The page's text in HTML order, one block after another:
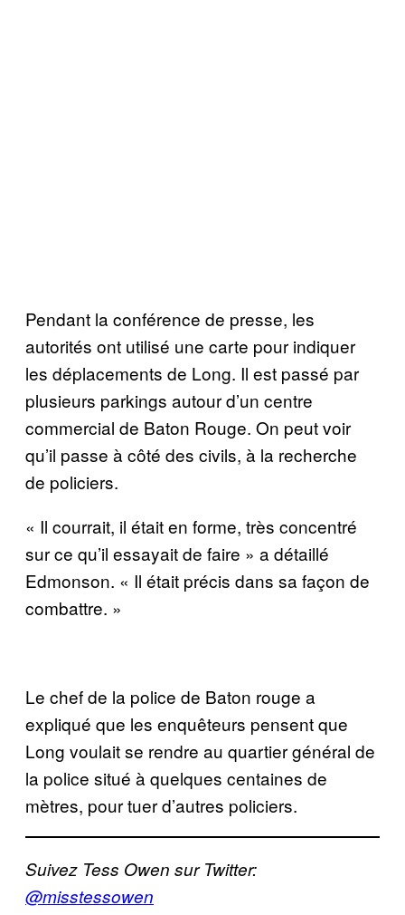
Pendant la conférence de presse, les
autorités ont utilisé une carte pour indiquer
les déplacements de Long. Il est passé par
plusieurs parkings autour d’un centre
commercial de Baton Rouge. On peut voir
qu’il passe à côté des civils, à la recherche
de policiers.
« Il courrait, il était en forme, très concentré
sur ce qu’il essayait de faire » a détaillé
Edmonson. « Il était précis dans sa façon de
combattre. »
Le chef de la police de Baton rouge a
expliqué que les enquêteurs pensent que
Long voulait se rendre au quartier général de
la police situé à quelques centaines de
mètres, pour tuer d’autres policiers.
Suivez Tess Owen sur Twitter:
@misstessowen